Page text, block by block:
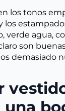
los tonos
los
verde agua,
son
demasiado